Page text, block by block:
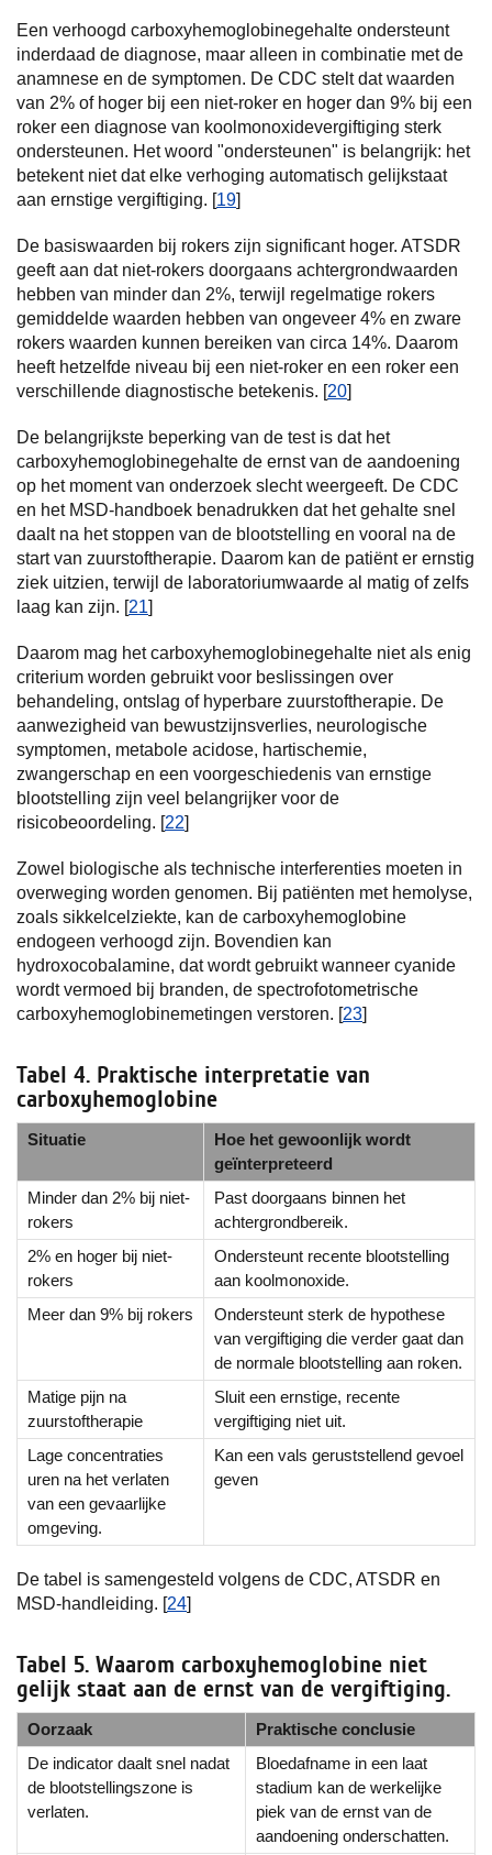
Een verhoogd carboxyhemoglobinegehalte ondersteunt
inderdaad de diagnose, maar alleen in combinatie met de
anamnese en de symptomen. De CDC stelt dat waarden
van 2% of hoger bij een niet-roker en hoger dan 9% bij een
roker een diagnose van koolmonoxidevergiftiging sterk
ondersteunen. Het woord "ondersteunen" is belangrijk: het
betekent niet dat elke verhoging automatisch gelijkstaat
aan ernstige vergiftiging. [19]
De basiswaarden bij rokers zijn significant hoger. ATSDR
geeft aan dat niet-rokers doorgaans achtergrondwaarden
hebben van minder dan 2%, terwijl regelmatige rokers
gemiddelde waarden hebben van ongeveer 4% en zware
rokers waarden kunnen bereiken van circa 14%. Daarom
heeft hetzelfde niveau bij een niet-roker en een roker een
verschillende diagnostische betekenis. [20]
De belangrijkste beperking van de test is dat het
carboxyhemoglobinegehalte de ernst van de aandoening
op het moment van onderzoek slecht weergeeft. De CDC
en het MSD-handboek benadrukken dat het gehalte snel
daalt na het stoppen van de blootstelling en vooral na de
start van zuurstoftherapie. Daarom kan de patiënt er ernstig
ziek uitzien, terwijl de laboratoriumwaarde al matig of zelfs
laag kan zijn. [21]
Daarom mag het carboxyhemoglobinegehalte niet als enig
criterium worden gebruikt voor beslissingen over
behandeling, ontslag of hyperbare zuurstoftherapie. De
aanwezigheid van bewustzijnsverlies, neurologische
symptomen, metabole acidose, hartischemie,
zwangerschap en een voorgeschiedenis van ernstige
blootstelling zijn veel belangrijker voor de
risicobeoordeling. [22]
Zowel biologische als technische interferenties moeten in
overweging worden genomen. Bij patiënten met hemolyse,
zoals sikkelcelziekte, kan de carboxyhemoglobine
endogeen verhoogd zijn. Bovendien kan
hydroxocobalamine, dat wordt gebruikt wanneer cyanide
wordt vermoed bij branden, de spectrofotometrische
carboxyhemoglobinemetingen verstoren. [23]
Tabel 4. Praktische interpretatie van
carboxyhemoglobine
Situatie
Hoe het gewoonlijk wordt
geïnterpreteerd
Minder dan 2% bij niet-
rokers
Past doorgaans binnen het
achtergrondbereik.
2% en hoger bij niet-
rokers
Ondersteunt recente blootstelling
aan koolmonoxide.
Meer dan 9% bij rokers
Ondersteunt sterk de hypothese
van vergiftiging die verder gaat dan
de normale blootstelling aan roken.
Matige pijn na
zuurstoftherapie
Sluit een ernstige, recente
vergiftiging niet uit.
Lage concentraties
uren na het verlaten
van een gevaarlijke
omgeving.
Kan een vals geruststellend gevoel
geven
De tabel is samengesteld volgens de CDC, ATSDR en
MSD-handleiding. [24]
Tabel 5. Waarom carboxyhemoglobine niet
gelijk staat aan de ernst van de vergiftiging.
Oorzaak
Praktische conclusie
De indicator daalt snel nadat
de blootstellingszone is
verlaten.
Bloedafname in een laat
stadium kan de werkelijke
piek van de ernst van de
aandoening onderschatten.